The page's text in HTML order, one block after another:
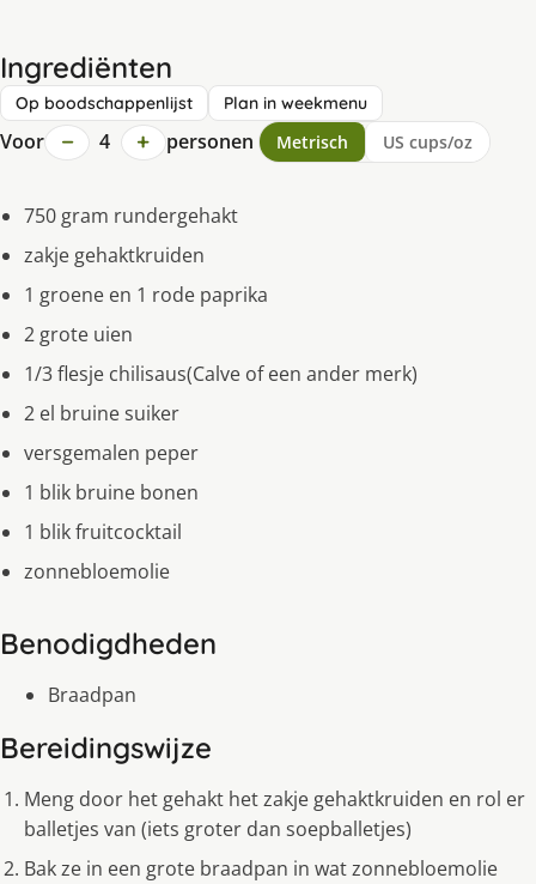
Ingrediënten
Op boodschappenlijst Plan in weekmenu
Voor − 4 + personen Metrisch US cups/oz
750 gram rundergehakt
zakje gehaktkruiden
1 groene en 1 rode paprika
2 grote uien
1/3 flesje chilisaus(Calve of een ander merk)
2 el bruine suiker
versgemalen peper
1 blik bruine bonen
1 blik fruitcocktail
zonnebloemolie
Benodigdheden
Braadpan
Bereidingswijze
Meng door het gehakt het zakje gehaktkruiden en rol er
balletjes van (iets groter dan soepballetjes)
Bak ze in een grote braadpan in wat zonnebloemolie